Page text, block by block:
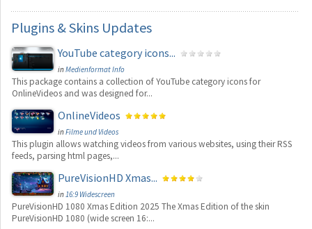
Plugins & Skins Updates
YouTube category icons...
inMedienformat Info
This package contains a collection of YouTube category icons for
OnlineVideos and was designed for...
OnlineVideos
inFilme und Videos
This plugin allows watching videos from various websites, using their RSS
feeds, parsing html pages,...
PureVisionHD Xmas...
in16:9 Widescreen
PureVisionHD 1080 Xmas Edition 2025 The Xmas Edition of the skin
PureVisionHD 1080 (wide screen 16:...